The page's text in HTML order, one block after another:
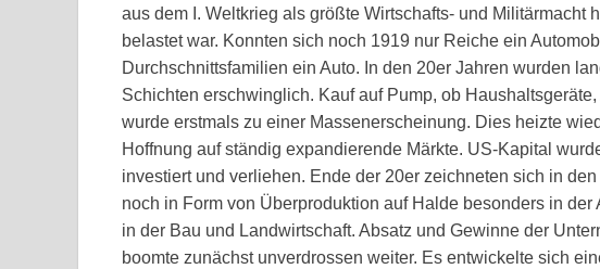
aus dem I. Weltkrieg als größte Wirtschafts- und Militärmacht
belastet war. Konnten sich noch 1919 nur Reiche ein
Durchschnittsfamilien ein Auto. In den 20er Jahren wurden
Schichten erschwinglich. Kauf auf Pump, ob
wurde erstmals zu einer Massenerscheinung. Dies heizte
Hoffnung auf ständig expandierende Märkte. US-Kapital
investiert und verliehen. Ende der 20er zeichneten sich in
noch in Form von Überproduktion auf Halde besonders in
in der Bau und Landwirtschaft. Absatz und Gewinne der
boomte zunächst unverdrossen weiter. Es entwickelte sich